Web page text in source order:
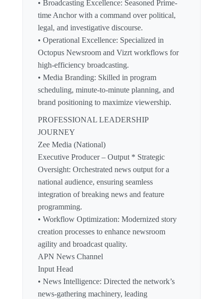
• Broadcasting Excellence: Seasoned Prime-
time Anchor with a command over political,
legal, and investigative discourse.
• Operational Excellence: Specialized in
Octopus Newsroom and Vizrt workflows for
high-efficiency broadcasting.
• Media Branding: Skilled in program
scheduling, minute-to-minute planning, and
brand positioning to maximize viewership.
PROFESSIONAL LEADERSHIP
JOURNEY
Zee Media (National)
Executive Producer – Output * Strategic
Oversight: Orchestrated news output for a
national audience, ensuring seamless
integration of breaking news and feature
programming.
• Workflow Optimization: Modernized story
creation processes to enhance newsroom
agility and broadcast quality.
APN News Channel
Input Head
• News Intelligence: Directed the network’s
news-gathering machinery, leading